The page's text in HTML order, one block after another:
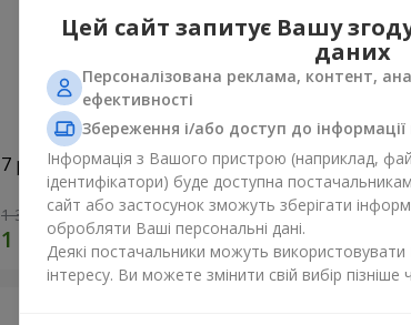
7 ромашкових хризантем
1 364 грн Замовити 1
Цей сайт запитує Вашу
даних
Персоналізована реклама, контент,
ефективності
Збереження і/або доступ до
Інформація з Вашого пристрою (наприклад,
ідентифікатори) буде доступна
сайт або застосунок зможуть зберігати
обробляти Ваші персональні дані.
Деякі постачальники можуть використовувати
інтересу. Ви можете змінити свій вибір